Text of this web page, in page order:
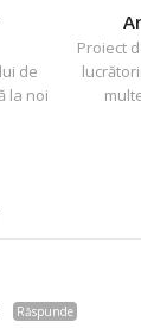
Proiect
de
la noi
Răspunde